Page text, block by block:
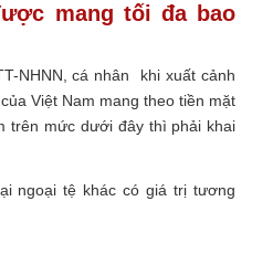
mang tối đa bao
NHNN, cá nhân khi xuất cảnh
Việt Nam mang theo tiền mặt
trên mức dưới đây thì phải khai
ngoại tệ khác có giá trị tương